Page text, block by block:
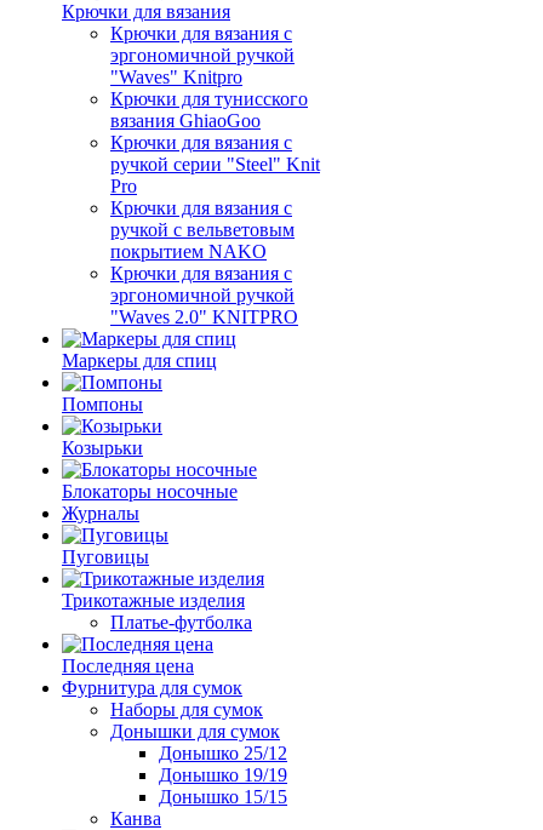
Крючки для вязания
Крючки для вязания с
эргономичной ручкой
"Waves" Knitpro
Крючки для тунисского
вязания GhiaoGoo
Крючки для вязания с
ручкой серии "Steel" Knit
Pro
Крючки для вязания с
ручкой с вельветовым
покрытием NAKO
Крючки для вязания с
эргономичной ручкой
"Waves 2.0" KNITPRO
Маркеры для спиц
Помпоны
Козырьки
Блокаторы носочные
Журналы
Пуговицы
Трикотажные изделия
Платье-футболка
Последняя цена
Фурнитура для сумок
Наборы для сумок
Донышки для сумок
Донышко 25/12
Донышко 19/19
Донышко 15/15
Канва